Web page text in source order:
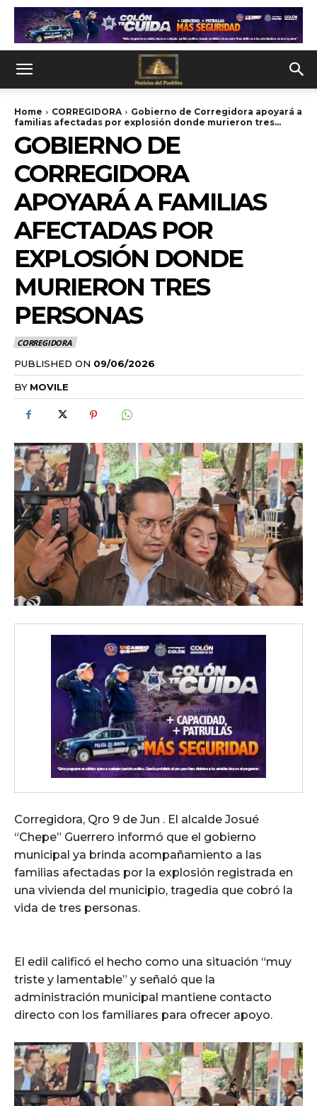
Home CORREGIDORA
Gobierno de Corregidora apoyará a
familias afectadas por explosión donde murieron tres...
GOBIERNO DE
CORREGIDORA
APOYARÁ A FAMILIAS
AFECTADAS POR
EXPLOSIÓN DONDE
MURIERON TRES
PERSONAS
CORREGIDORA
PUBLISHED ON 09/06/2026
BY MOVILE
Corregidora, Qro 9 de Jun . El alcalde Josué
“Chepe” Guerrero informó que el gobierno
municipal ya brinda acompañamiento a las
familias afectadas por la explosión registrada en
una vivienda del municipio, tragedia que cobró la
vida de tres personas.
El edil calificó el hecho como una situación “muy
triste y lamentable” y señaló que la
administración municipal mantiene contacto
directo con los familiares para ofrecer apoyo.